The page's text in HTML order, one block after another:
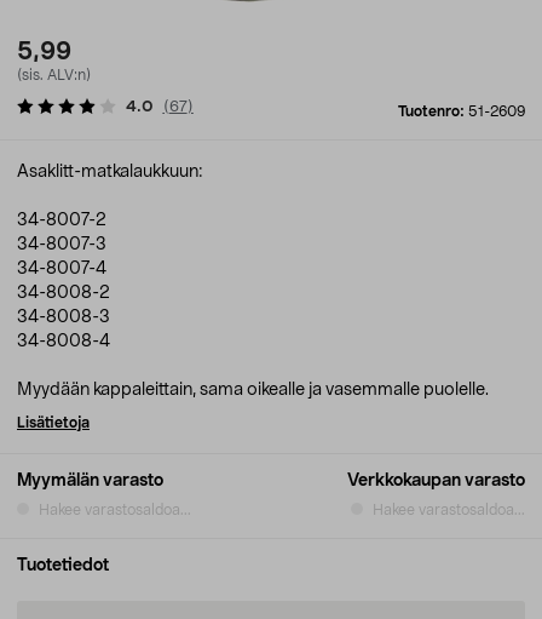
5,99
(sis. ALV:n)
Tuotenro: 51-2609
4.0 (67)
Myymälän varasto
Hakee varastosaldoa...
Verkkokaupan varasto
Hakee varastosaldoa...
Asaklitt-matkalaukkuun:
34-8007-2
34-8007-3
34-8007-4
34-8008-2
34-8008-3
34-8008-4
Myydään kappaleittain, sama oikealle ja vasemmalle puolelle.
Lisätietoja
Tuotetiedot